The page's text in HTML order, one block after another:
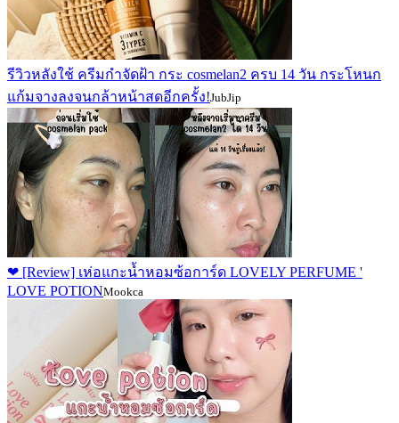
รีวิวหลังใช้ ครีมกำจัดฝ้า กระ cosmelan2 ครบ 14 วัน กระโหนก
แก้มจางลงจนกล้าหน้าสดอีกครั้ง!JubJip
❤ [Review] เห่อแกะน้ำหอมซ้อการ์ด LOVELY PERFUME '
LOVE POTIONMookca